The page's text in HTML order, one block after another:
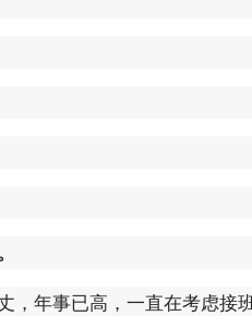
年事已高，一直在考虑接